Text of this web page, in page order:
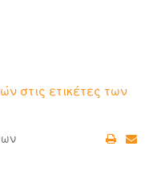
στις ετικέτες των